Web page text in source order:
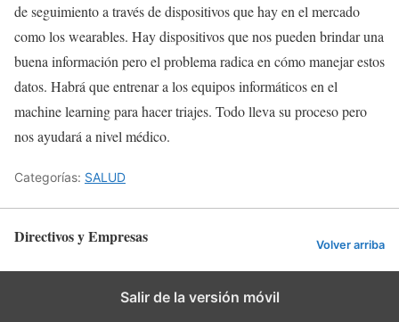
de seguimiento a través de dispositivos que hay en el mercado
como los wearables. Hay dispositivos que nos pueden brindar una
buena información pero el problema radica en cómo manejar estos
datos. Habrá que entrenar a los equipos informáticos en el
machine learning para hacer triajes. Todo lleva su proceso pero
nos ayudará a nivel médico.
Categorías: SALUD
Directivos y Empresas Volver arriba
Salir de la versión móvil